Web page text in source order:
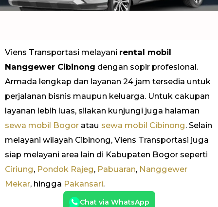
Viens Transportasi melayani rental mobil
Nanggewer Cibinong dengan sopir profesional.
Armada lengkap dan layanan 24 jam tersedia untuk
perjalanan bisnis maupun keluarga. Untuk cakupan
layanan lebih luas, silakan kunjungi juga halaman
sewa mobil Bogor atau sewa mobil Cibinong. Selain
melayani wilayah Cibinong, Viens Transportasi juga
siap melayani area lain di Kabupaten Bogor seperti
Ciriung, Pondok Rajeg, Pabuaran, Nanggewer
Mekar, hingga Pakansari.
Chat via WhatsApp